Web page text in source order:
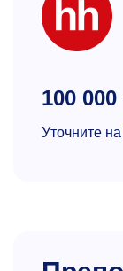
100
Уточните на